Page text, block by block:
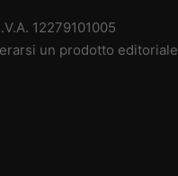
12279101005
un prodotto editoriale